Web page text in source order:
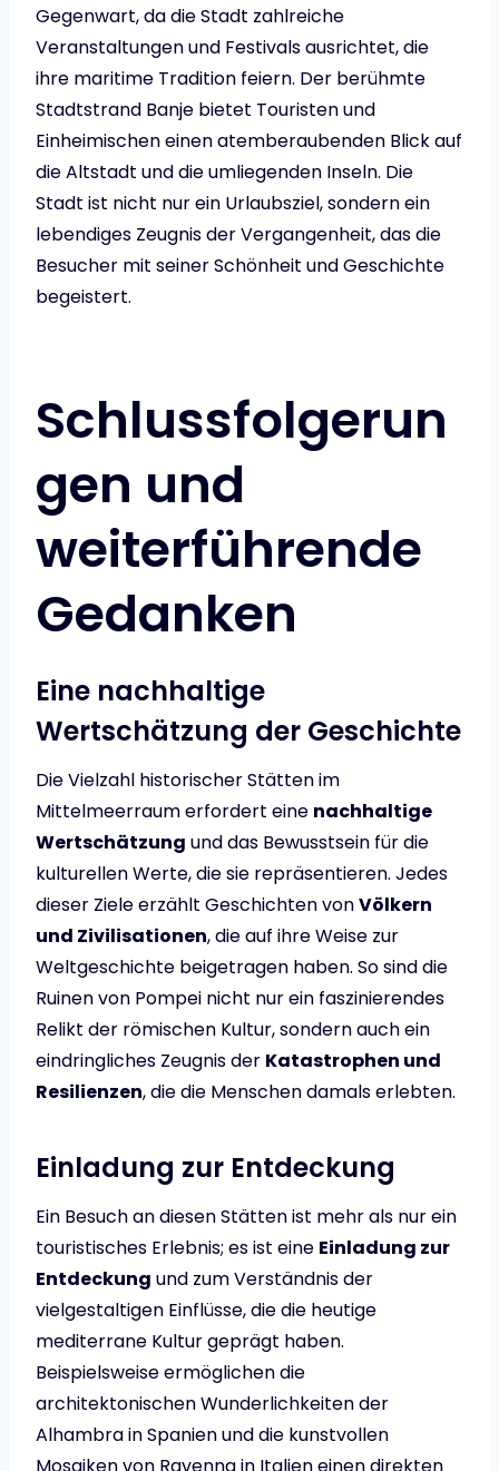
Gegenwart, da die Stadt zahlreiche
Veranstaltungen und Festivals ausrichtet, die
ihre maritime Tradition feiern. Der berühmte
Stadtstrand Banje bietet Touristen und
Einheimischen einen atemberaubenden Blick auf
die Altstadt und die umliegenden Inseln. Die
Stadt ist nicht nur ein Urlaubsziel, sondern ein
lebendiges Zeugnis der Vergangenheit, das die
Besucher mit seiner Schönheit und Geschichte
begeistert.
Schlussfolgerun
gen und
weiterführende
Gedanken
Eine nachhaltige
Wertschätzung der Geschichte
Die Vielzahl historischer Stätten im
Mittelmeerraum erfordert eine nachhaltige
Wertschätzung und das Bewusstsein für die
kulturellen Werte, die sie repräsentieren. Jedes
dieser Ziele erzählt Geschichten vonVölkern
und Zivilisationen, die auf ihre Weise zur
Weltgeschichte beigetragen haben. So sind die
Ruinen von Pompei nicht nur ein faszinierendes
Relikt der römischen Kultur, sondern auch ein
eindringliches Zeugnis der Katastrophen und
Resilienzen, die die Menschen damals erlebten.
Einladung zur Entdeckung
Ein Besuch an diesen Stätten ist mehr als nur ein
touristisches Erlebnis; es ist eine Einladung zur
Entdeckung und zum Verständnis der
vielgestaltigen Einflüsse, die die heutige
mediterrane Kultur geprägt haben.
Beispielsweise ermöglichen die
architektonischen Wunderlichkeiten der
Alhambra in Spanien und die kunstvollen